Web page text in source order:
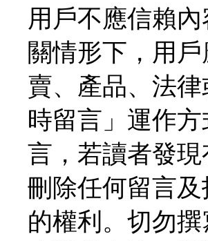
用戶不應信賴
關情形下，用
賣、產品、法
時留言」運作
言，若讀者發
刪除任何留言
的權利。切勿